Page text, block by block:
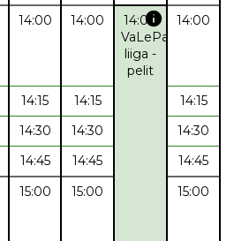
14:00 14:00 14:00info
VaLePa
liiga -
pelit
14:00
14:15 14:15
14:15
14:30 14:30
14:30
14:45 14:45
14:45
15:00 15:00 15:00